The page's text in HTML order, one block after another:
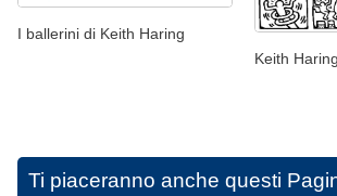
I ballerini di Keith Haring
Keith
Ti piaceranno anche questi